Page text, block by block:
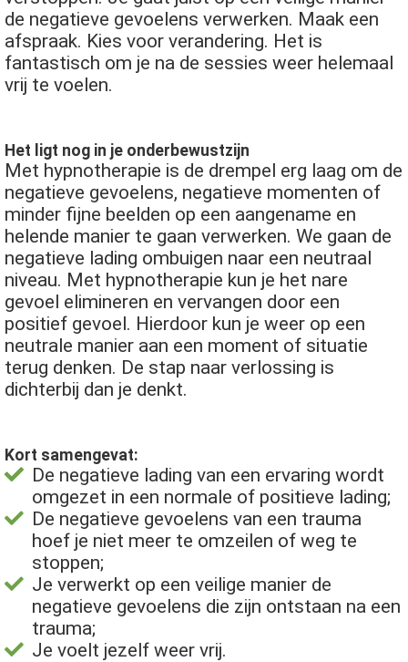
de negatieve gevoelens verwerken. Maak een
afspraak. Kies voor verandering. Het is
fantastisch om je na de sessies weer helemaal
vrij te voelen.
Het ligt nog in je onderbewustzijn
Met hypnotherapie is de drempel erg laag om de
negatieve gevoelens, negatieve momenten of
minder fijne beelden op een aangename en
helende manier te gaan verwerken. We gaan de
negatieve lading ombuigen naar een neutraal
niveau. Met hypnotherapie kun je het nare
gevoel elimineren en vervangen door een
positief gevoel. Hierdoor kun je weer op een
neutrale manier aan een moment of situatie
terug denken. De stap naar verlossing is
dichterbij dan je denkt.
Kort samengevat:
De negatieve lading van een ervaring wordt
omgezet in een normale of positieve lading;
De negatieve gevoelens van een trauma
hoef je niet meer te omzeilen of weg te
stoppen;
Je verwerkt op een veilige manier de
negatieve gevoelens die zijn ontstaan na een
trauma;
Je voelt jezelf weer vrij.